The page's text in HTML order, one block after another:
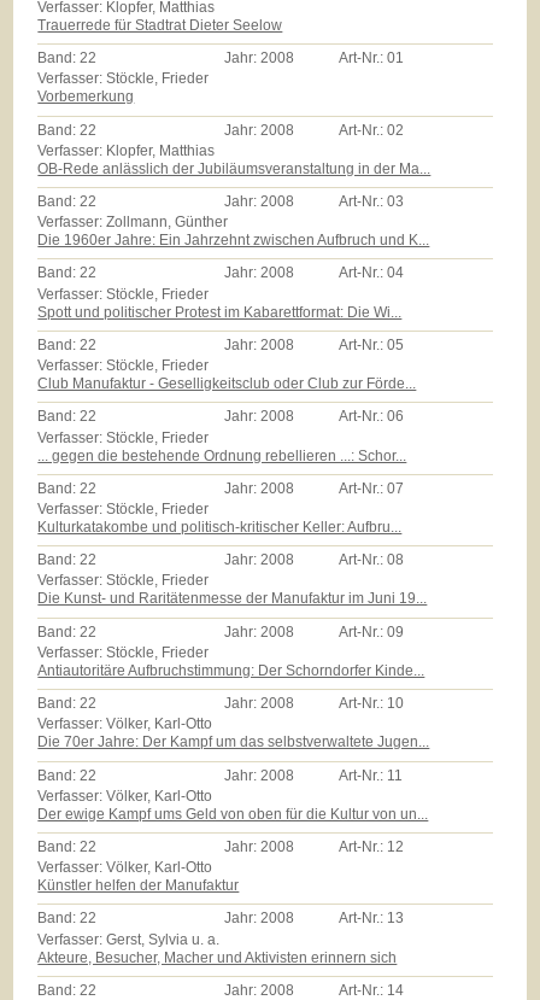
Verfasser: Klopfer, Matthias
Trauerrede für Stadtrat Dieter Seelow
Band:22 Jahr:2008 Art-Nr.:01
Verfasser: Stöckle, Frieder
Vorbemerkung
Band: 22 Jahr: 2008 Art-Nr.:02
Verfasser: Klopfer, Matthias
OB-Rede anlässlich der Jubiläumsveranstaltung in der Ma...
Band:22 Jahr:2008 Art-Nr.:03
Verfasser: Zollmann, Günther
Die 1960er Jahre: Ein Jahrzehnt zwischen Aufbruch und K...
Band:22 Jahr:2008 Art-Nr.:04
Verfasser: Stöckle, Frieder
Spott und politischer Protest im Kabarettformat: Die Wi...
Band:22 Jahr:2008 Art-Nr.:05
Verfasser: Stöckle, Frieder
Club Manufaktur - Geselligkeitsclub oder Club zur Förde...
Band:22 Jahr:2008 Art-Nr.:06
Verfasser: Stöckle, Frieder
... gegen die bestehende Ordnung rebellieren ...: Schor...
Band: 22 Jahr: 2008 Art-Nr.:07
Verfasser: Stöckle, Frieder
Kulturkatakombe und politisch-kritischer Keller: Aufbru...
Band:22 Jahr:2008 Art-Nr.:08
Verfasser: Stöckle, Frieder
Die Kunst- und Raritätenmesse der Manufaktur im Juni 19...
Band: 22 Jahr: 2008 Art-Nr.:09
Verfasser: Stöckle, Frieder
Antiautoritäre Aufbruchstimmung: Der Schorndorfer Kinde...
Band:22 Jahr:2008 Art-Nr.: 10
Verfasser: Völker, Karl-Otto
Die 70er Jahre: Der Kampf um das selbstverwaltete Jugen...
Band: 22 Jahr: 2008 Art-Nr.: 11
Verfasser: Völker, Karl-Otto
Der ewige Kampf ums Geld von oben für die Kultur von un...
Band:22 Jahr:2008 Art-Nr.: 12
Verfasser: Völker, Karl-Otto
Künstler helfen der Manufaktur
Band:22 Jahr:2008 Art-Nr.: 13
Verfasser: Gerst, Sylvia u. a.
Akteure, Besucher, Macher und Aktivisten erinnern sich
Band:22 Jahr:2008 Art-Nr.: 14